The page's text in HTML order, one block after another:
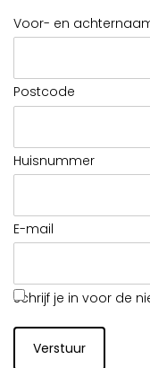
Voor- en
Postcode
Huisnummer
E-mail
Schrijf je in voor de